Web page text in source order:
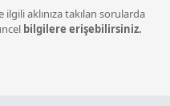
ilgili aklınıza takılan sorularda
bilgilere erişebilirsiniz.